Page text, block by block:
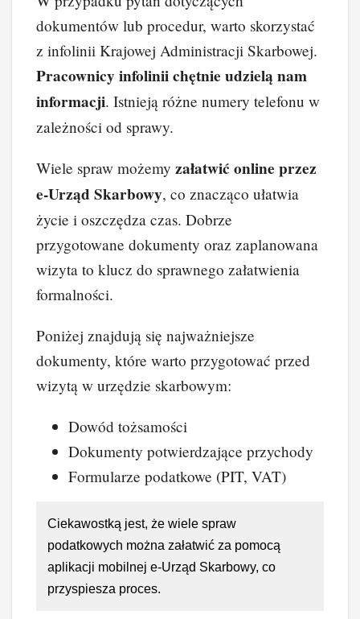
dokumentów lub procedur, warto skorzystać
z infolinii Krajowej Administracji Skarbowej.
Pracownicy infolinii chętnie udzielą nam
informacji. Istnieją różne numery telefonu w
zależności od sprawy.
Wiele spraw możemy załatwić online przez
e-Urząd Skarbowy, co znacząco ułatwia
życie i oszczędza czas. Dobrze
przygotowane dokumenty oraz zaplanowana
wizyta to klucz do sprawnego załatwienia
formalności.
Poniżej znajdują się najważniejsze
dokumenty, które warto przygotować przed
wizytą w urzędzie skarbowym:
Dowód tożsamości
Dokumenty potwierdzające przychody
Formularze podatkowe (PIT, VAT)
Ciekawostką jest, że wiele spraw
podatkowych można załatwić za pomocą
aplikacji mobilnej e-Urząd Skarbowy, co
przyspiesza proces.